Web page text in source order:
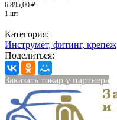
6.895,00 ₽
1 шт
Категория:
Инструмет, фитинг, крепеж
Поделиться:
Заказать товар у партнера